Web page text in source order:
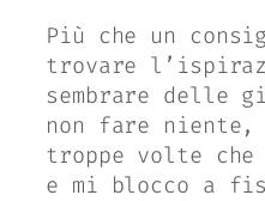
Più che un
trovare
sembrare delle
non fare niente,
troppe volte che
e mi blocco a